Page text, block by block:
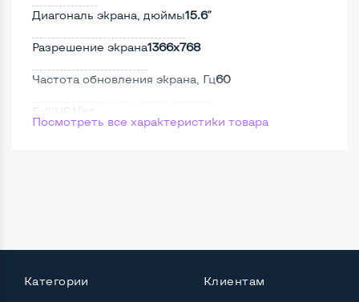
Диагональ экрана, дюймы15.6"
Разрешение экрана1366x768
Частота обновления экрана, Гц60
Full HD Нет
Мощность:
Посмотреть все характеристики товара
Категории Клиентам